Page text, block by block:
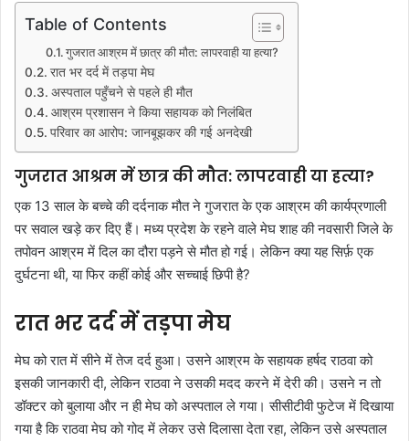
Table of Contents
गुजरात आश्रम में छात्र की मौत: लापरवाही या हत्या?
रात भर दर्द में तड़पा मेघ
अस्पताल पहुँचने से पहले ही मौत
आश्रम प्रशासन ने किया सहायक को निलंबित
परिवार का आरोप: जानबूझकर की गई अनदेखी
गुजरात आश्रम में छात्र की मौत: लापरवाही या हत्या?
एक 13 साल के बच्चे की दर्दनाक मौत ने गुजरात के एक आश्रम की कार्यप्रणाली
पर सवाल खड़े कर दिए हैं। मध्य प्रदेश के रहने वाले मेघ शाह की नवसारी जिले के
तपोवन आश्रम में दिल का दौरा पड़ने से मौत हो गई। लेकिन क्या यह सिर्फ़ एक
दुर्घटना थी, या फिर कहीं कोई और सच्चाई छिपी है?
रात भर दर्द में तड़पा मेघ
मेघ को रात में सीने में तेज दर्द हुआ। उसने आश्रम के सहायक हर्षद राठवा को
इसकी जानकारी दी, लेकिन राठवा ने उसकी मदद करने में देरी की। उसने न तो
डॉक्टर को बुलाया और न ही मेघ को अस्पताल ले गया। सीसीटीवी फुटेज में दिखाया
गया है कि राठवा मेघ को गोद में लेकर उसे दिलासा देता रहा, लेकिन उसे अस्पताल